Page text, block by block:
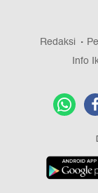
Redaksi
Info